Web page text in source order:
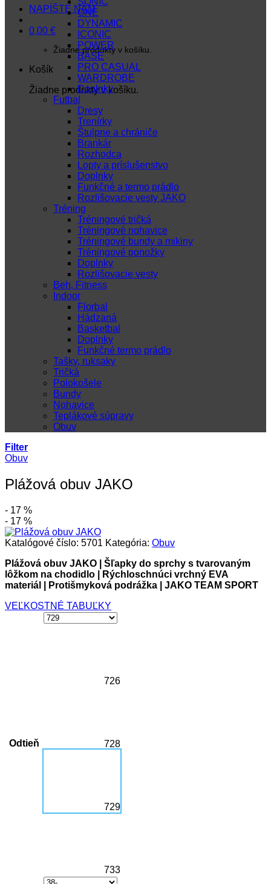
NAPÍŠTE NÁM
0,00 €
Žiadne produkty v košíku.
Košík
Žiadne produkty v košíku.
ONE
DYNAMIC
ICONIC
POWER
BASE
PRO CASUAL
WARDROBE
Doplnky
Futbal
Dresy
Trenírky
Štulpne a chrániče
Brankár
Rozhodca
Lopty a príslušenstvo
Doplnky
Funkčné a termo prádlo
Rozlišovacie vesty JAKO
Tréning
Tréningové tričká
Tréningové nohavice
Tréningové bundy a mikiny
Tréningové ponožky
Doplnky
Rozlišovacie vesty
Beh, Fitness
Indoor
Florbal
Hádzaná
Basketbal
Doplnky
Funkčné termo prádlo
Tašky, ruksaky
Tričká
Polokošele
Bundy
Nohavice
Teplákové súpravy
Obuv
Filter
Obuv
Plážová obuv JAKO
- 17 %
- 17 %
Katalógové číslo: 5701 Kategória: Obuv
Plážová obuv JAKO | Šľapky do sprchy s tvarovaným
lôžkom na chodidlo | Rýchloschnúci vrchný EVA
materiál | Protišmyková podrážka | JAKO TEAM SPORT
VEĽKOSTNÉ TABUĽKY
Odtieň
726
728
729
733